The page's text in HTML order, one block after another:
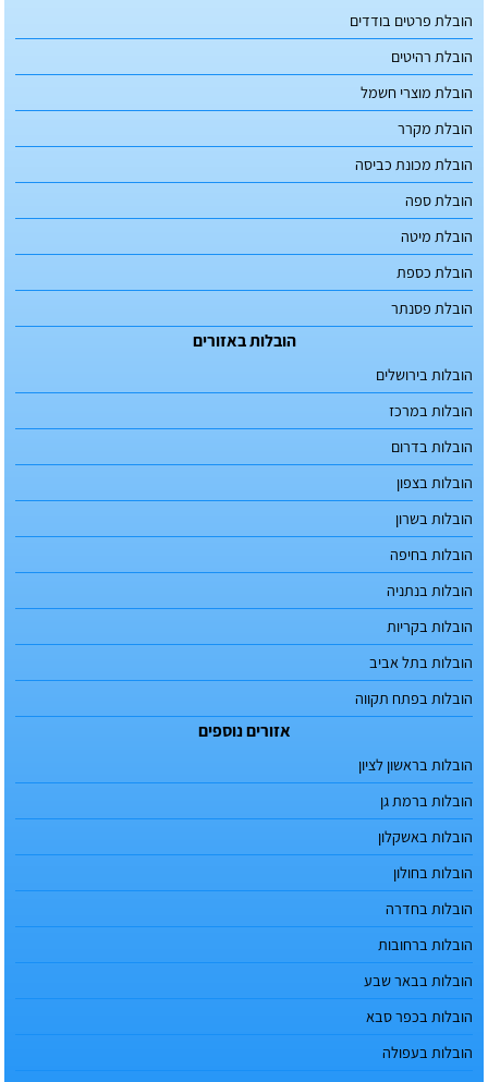
הובלת פרטים בודדים
הובלת רהיטים
הובלת מוצרי חשמל
הובלת מקרר
הובלת מכונת כביסה
הובלת ספה
הובלת מיטה
הובלת כספת
הובלת פסנתר
הובלות באזורים
הובלות בירושלים
הובלות במרכז
הובלות בדרום
הובלות בצפון
הובלות בשרון
הובלות בחיפה
הובלות בנתניה
הובלות בקריות
הובלות בתל אביב
הובלות בפתח תקווה
אזורים נוספים
הובלות בראשון לציון
הובלות ברמת גן
הובלות באשקלון
הובלות בחולון
הובלות בחדרה
הובלות ברחובות
הובלות בבאר שבע
הובלות בכפר סבא
הובלות בעפולה